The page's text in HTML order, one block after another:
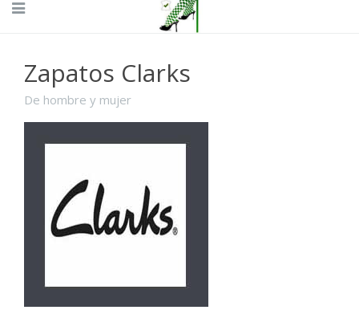
Zapatos Clarks
De hombre y mujer